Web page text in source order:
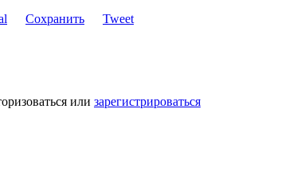
Сохранить Tweet
или зарегистрироваться